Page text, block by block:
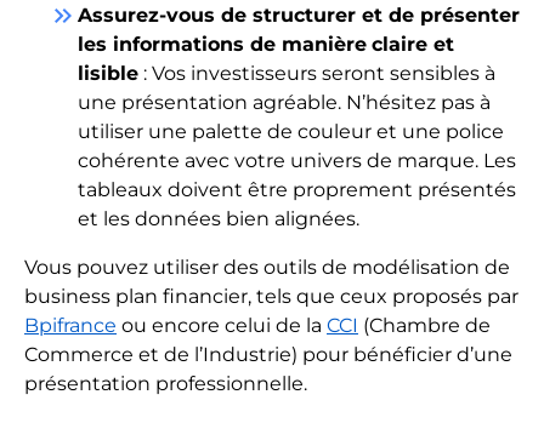
keyboard_double_arrow_right Assurez-vous de structurer et de présenter
les informations de manière claire et
lisible : Vos investisseurs seront sensibles à
une présentation agréable. N’hésitez pas à
utiliser une palette de couleur et une police
cohérente avec votre univers de marque. Les
tableaux doivent être proprement présentés
et les données bien alignées.
Vous pouvez utiliser des outils de modélisation de
business plan financier, tels que ceux proposés par
Bpifrance ou encore celui de la CCI (Chambre de
Commerce et de l’Industrie) pour bénéficier d’une
présentation professionnelle.